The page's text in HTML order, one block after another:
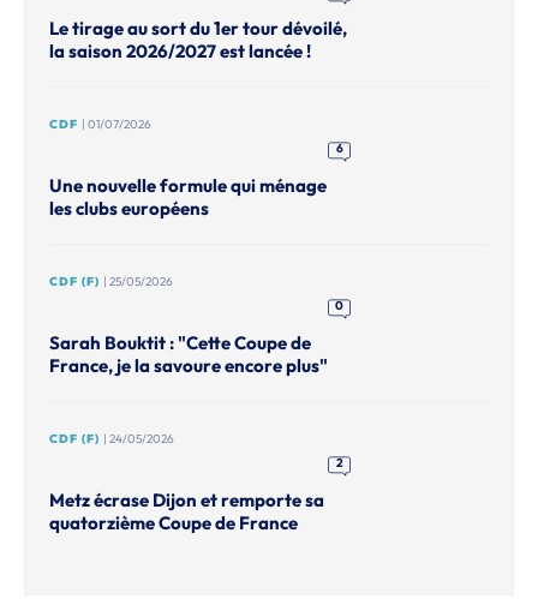
Le tirage au sort du 1er tour dévoilé,
la saison 2026/2027 est lancée !
CDF | 01/07/2026
6
Une nouvelle formule qui ménage
les clubs européens
CDF (F) | 25/05/2026
0
Sarah Bouktit : "Cette Coupe de
France, je la savoure encore plus"
CDF (F) | 24/05/2026
2
Metz écrase Dijon et remporte sa
quatorzième Coupe de France